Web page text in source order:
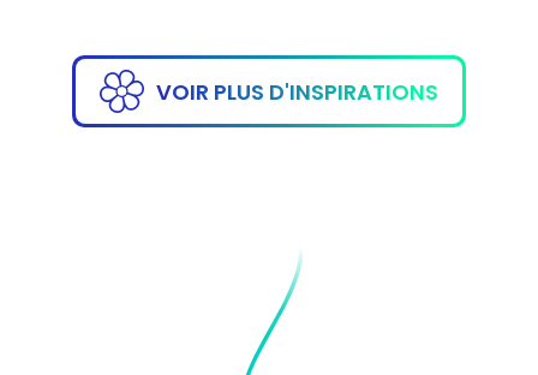
VOIR PLUS D'INSPIRATIONS